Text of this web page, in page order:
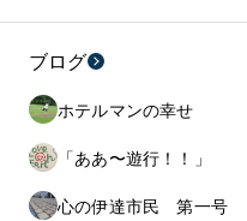
ブログ
ホテルマンの幸せ
「ああ〜遊行！！」
心の伊達市民 第一号